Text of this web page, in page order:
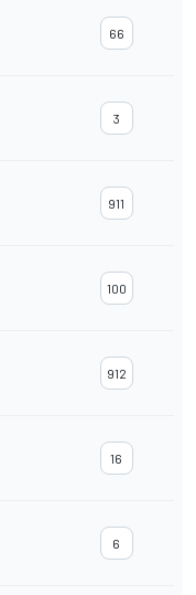
66
3
911
100
912
16
6